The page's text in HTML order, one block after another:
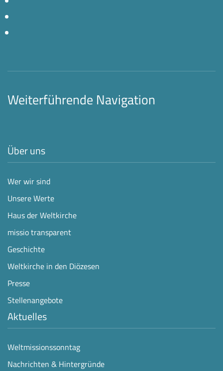
Weiterführende Navigation
Über uns
Wer wir sind
Unsere Werte
Haus der Weltkirche
missio transparent
Geschichte
Weltkirche in den Diözesen
Presse
Stellenangebote
Aktuelles
Weltmissionssonntag
Nachrichten & Hintergründe